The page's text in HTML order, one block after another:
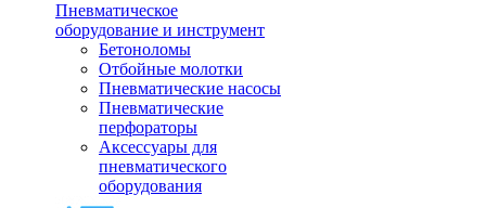
Пневматическое
оборудование и инструмент
Бетоноломы
Отбойные молотки
Пневматические насосы
Пневматические
перфораторы
Аксессуары для
пневматического
оборудования